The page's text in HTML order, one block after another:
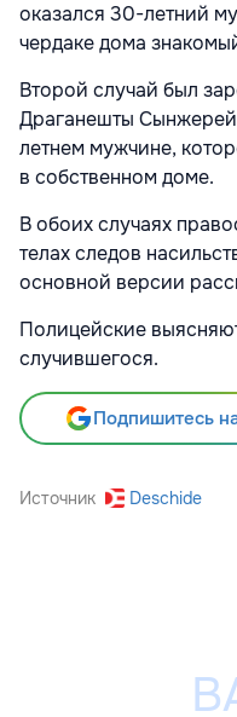
оказался 30-летний
чердаке дома
Второй случай был
Драганешты
летнем мужчине,
в собственном доме.
В обоих случаях
телах следов
основной версии
Полицейские
случившегося.
Подпишитесь
Источник Deschide